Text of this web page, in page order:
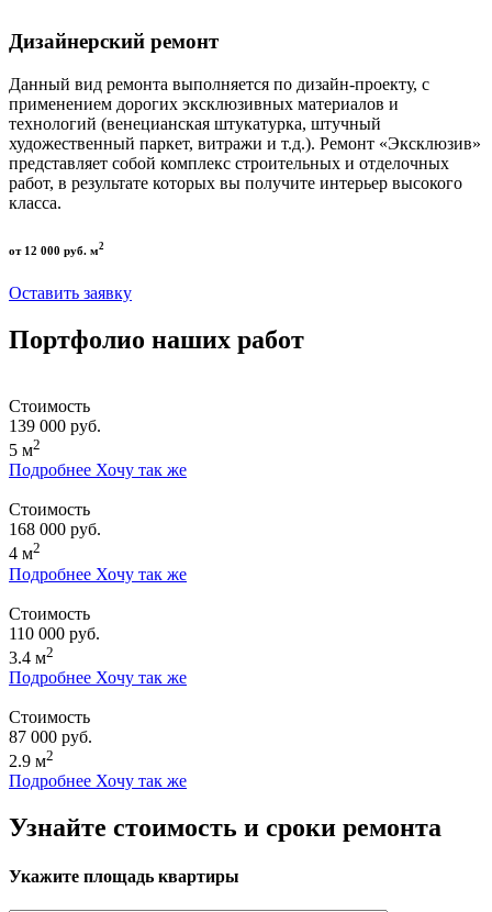
Дизайнерский ремонт
Данный вид ремонта выполняется по дизайн-проекту, с
применением дорогих эксклюзивных материалов и
технологий (венецианская штукатурка, штучный
художественный паркет, витражи и т.д.). Ремонт «Эксклюзив»
представляет собой комплекс строительных и отделочных
работ, в результате которых вы получите интерьер высокого
класса.
от 12 000 руб. м2
Оставить заявку
Портфолио наших работ
Стоимость
139 000 руб.
5 м2
Подробнее Хочу так же
Стоимость
168 000 руб.
4 м2
Подробнее Хочу так же
Стоимость
110 000 руб.
3.4 м2
Подробнее Хочу так же
Стоимость
87 000 руб.
2.9 м2
Подробнее Хочу так же
Узнайте стоимость и сроки ремонта
Укажите площадь квартиры